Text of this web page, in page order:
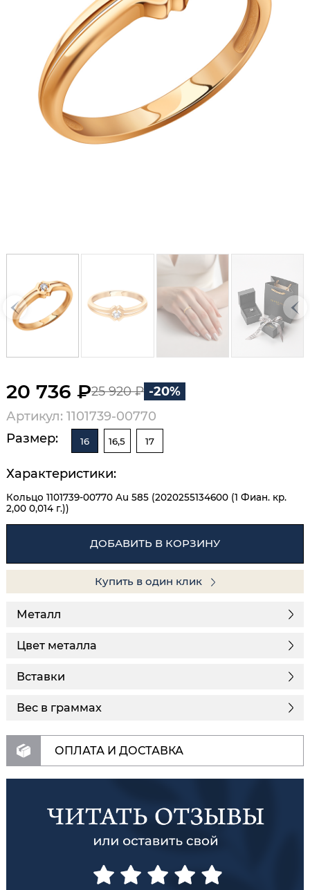
20 736 ₽25 920 ₽ -20%
Артикул: 1101739-00770
Размер:
16 16,5 17
Характеристики:
Кольцо 1101739-00770 Au 585 (2020255134600 (1 Фиан. кр.
2,00 0,014 г.))
ДОБАВИТЬ В КОРЗИНУ
Купить в один клик
Металл
Цвет металла
Вставки
Вес в граммах
ОПЛАТА И ДОСТАВКА